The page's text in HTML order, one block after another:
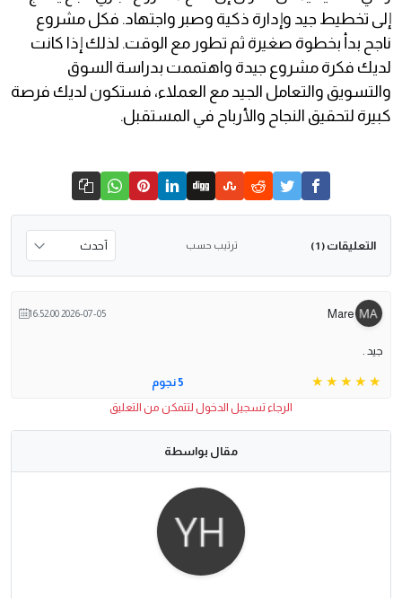
إلى تخطيط جيد وإدارة ذكية وصبر واجتهاد. فكل مشروع
ناجح بدأ بخطوة صغيرة ثم تطور مع الوقت. لذلك إذا كانت
لديك فكرة مشروع جيدة واهتممت بدراسة السوق
والتسويق والتعامل الجيد مع العملاء، فستكون لديك فرصة
كبيرة لتحقيق النجاح والأرباح في المستقبل.
التعليقات ( 1 ) ترتيب حسب
Mare
2026-07-05 16:52:00
جيد .
5 نجوم
الرجاء تسجيل الدخول لتتمكن من التعليق
مقال بواسطة